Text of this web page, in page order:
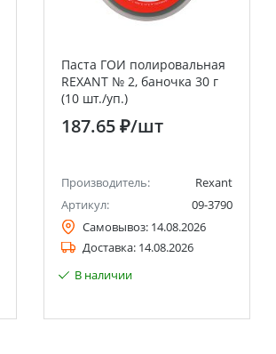
Паста ГОИ полировальная
REXANT № 2, баночка 30 г
(10 шт./уп.)
187.65 ₽/шт
Производитель:
Rexant
Артикул:
09-3790
Самовывоз: 14.08.2026
Доставка: 14.08.2026
В наличии